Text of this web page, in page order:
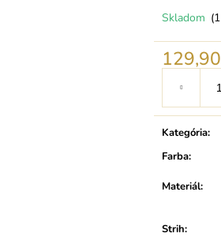
Skladom
cena:
Kategória:
Farba:
Materiál:
Strih: